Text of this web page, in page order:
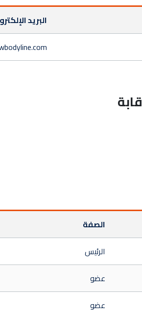
البريد
الصفة
الرئيس
عضو
عضو